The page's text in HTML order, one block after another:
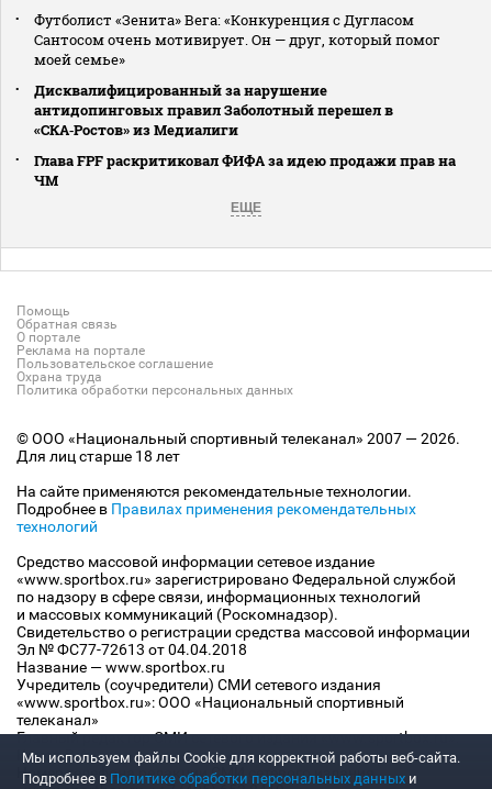
Футболист «Зенита» Вега: «Конкуренция с Дугласом
Сантосом очень мотивирует. Он — друг, который помог
моей семье»
Дисквалифицированный за нарушение
антидопинговых правил Заболотный перешел в
«СКА‑Ростов» из Медиалиги
Глава FPF раскритиковал ФИФА за идею продажи прав на
ЧМ
ЕЩЕ
Помощь
Обратная связь
О портале
Реклама на портале
Пользовательское соглашение
Охрана труда
Политика обработки персональных данных
© ООО «Национальный спортивный телеканал» 2007 — 2026.
Для лиц старше 18 лет
На сайте применяются рекомендательные технологии.
Подробнее в Правилах применения рекомендательных
технологий
Средство массовой информации сетевое издание
«www.sportbox.ru» зарегистрировано Федеральной службой
по надзору в сфере связи, информационных технологий
и массовых коммуникаций (Роскомнадзор).
Свидетельство о регистрации средства массовой информации
Эл № ФС77-72613 от 04.04.2018
Название — www.sportbox.ru
Учредитель (соучредители) СМИ сетевого издания
«www.sportbox.ru»: ООО «Национальный спортивный
телеканал»
Главный редактор СМИ сетевого издания «www.sportbox.ru»:
Конов В.А.
Номер телефона редакции СМИ сетевого издания
Мы используем файлы Сookie для корректной работы веб-сайта.
Подробнее в Политике обработки персональных данных и